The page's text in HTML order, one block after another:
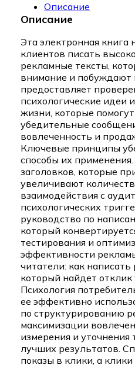
Описание
Описание
Эта электронная книга
клиентов писать
рекламные тексты,
внимание и побуждают
предоставляет
психологические идеи
жизни, которые
убедительные
вовлеченность и
Ключевые принципы
способы их
заголовков, которые
увеличивают
взаимодействия с
психологических
руководство по
который
тестирования и
эффективности
читатели: как
который найдет
Психология
ее эффективно
по структурированию
максимизации
измерения и уточнения
лучших результатов.
показы в клики, а